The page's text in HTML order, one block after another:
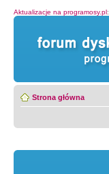
Aktualizacje na programosy.pl:
Strona główna